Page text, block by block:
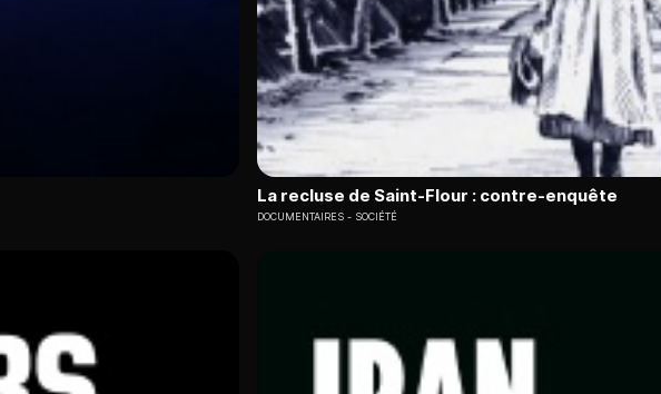
La recluse de Saint-Flour : contre-enquête
DOCUMENTAIRES SOCIÉTÉ